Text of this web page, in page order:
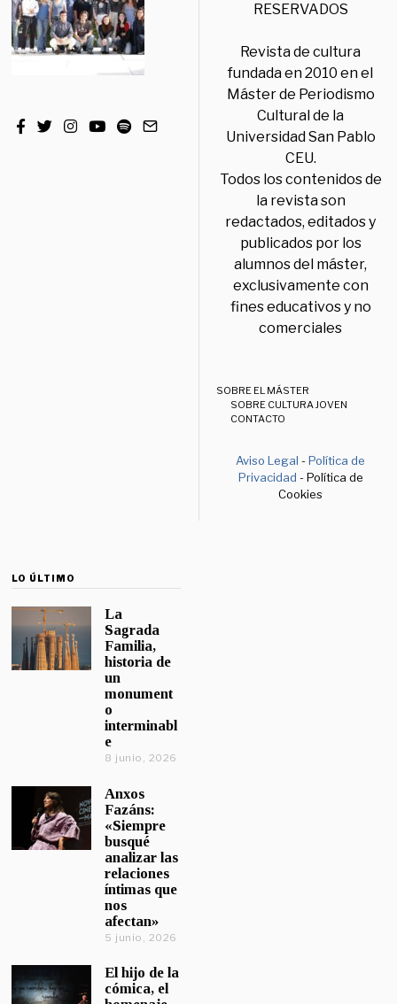
RESERVADOS
Revista de cultura
fundada en 2010 en el
Máster de Periodismo
Cultural de la
Universidad San Pablo
CEU.
Todos los contenidos de
la revista son
redactados, editados y
publicados por los
alumnos del máster,
exclusivamente con
fines educativos y no
comerciales
SOBRE EL MÁSTER
SOBRE CULTURA JOVEN
CONTACTO
Aviso Legal -Política de
Privacidad - Política de
Cookies
LO ÚLTIMO
La
Sagrada
Familia,
historia de
un
monument
o
interminabl
e
8 junio, 2026
Anxos
Fazáns:
«Siempre
busqué
analizar las
relaciones
íntimas que
nos
afectan»
5 junio, 2026
El hijo de la
cómica, el